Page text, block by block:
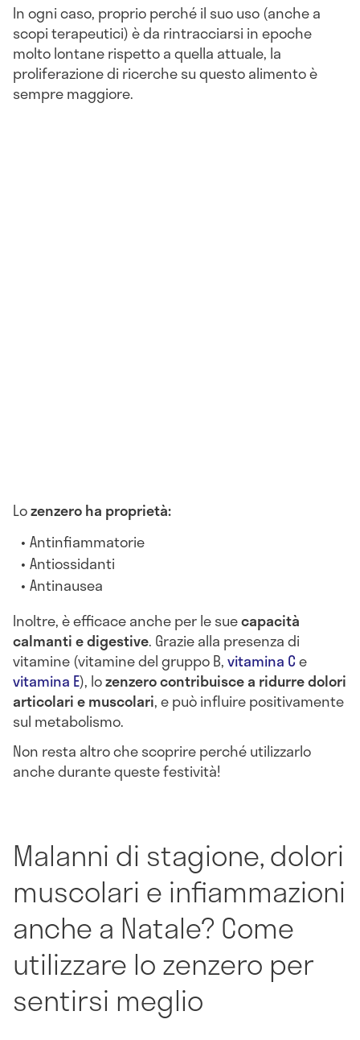
In ogni caso, proprio perché il suo uso (anche a
scopi terapeutici) è da rintracciarsi in epoche
molto lontane rispetto a quella attuale, la
proliferazione di ricerche su questo alimento è
sempre maggiore.
Lozenzero ha proprietà:
Antinfiammatorie
Antiossidanti
Antinausea
Inoltre, è efficace anche per le suecapacità
calmanti e digestive. Grazie alla presenza di
vitamine (vitamine del gruppo B,vitamina Ce
vitamina E), lozenzero contribuisce a ridurre dolori
articolari e muscolari, e può influire positivamente
sul metabolismo.
Non resta altro che scoprire perché utilizzarlo
anche durante queste festività!
Malanni di stagione, dolori
muscolari e infiammazioni
anche a Natale? Come
utilizzare lo zenzero per
sentirsi meglio